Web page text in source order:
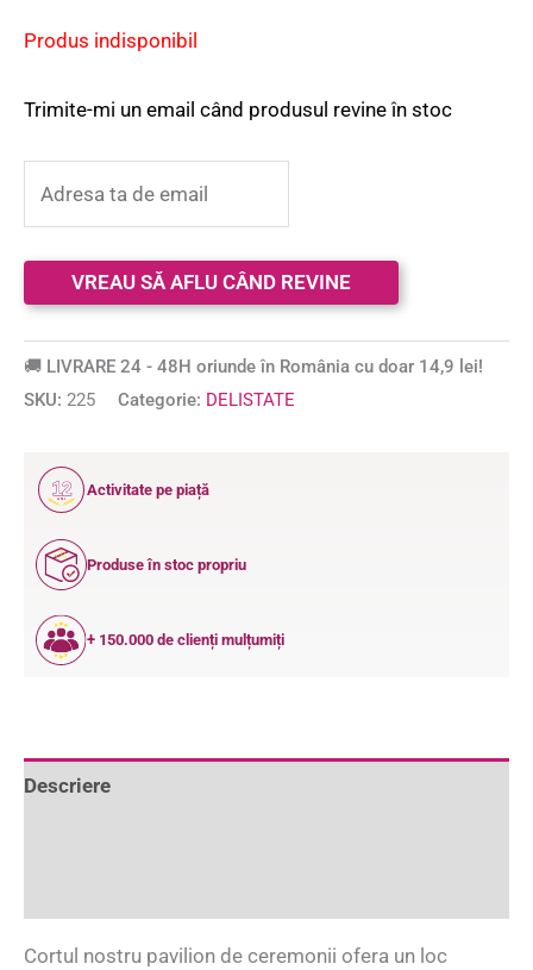
Produs indisponibil
Trimite-mi un email când produsul revine în stoc
🚚 LIVRARE 24 - 48H oriunde în România cu doar 14,9 lei!
SKU: 225 Categorie: DELISTATE
12
ANI
Activitate pe piață
Produse în stoc propriu
+ 150.000 de clienți mulțumiți
Descriere
Cortul nostru pavilion de ceremonii ofera un loc